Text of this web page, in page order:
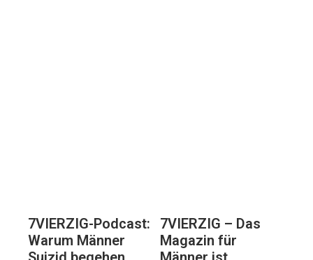
7VIERZIG-Podcast:
Warum Männer
7VIERZIG – Das
Magazin für